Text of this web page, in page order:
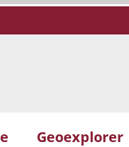
Geoexplorer